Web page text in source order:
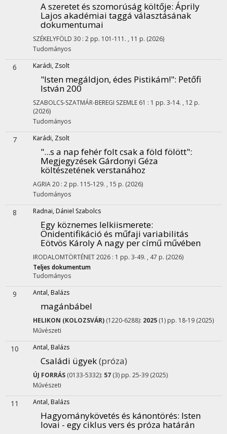
A szeretet és szomorúság költője: Áprily
Lajos akadémiai taggá választásának
dokumentumai
SZÉKELYFÖLD 30 : 2 pp. 101-111. , 11 p. (2026)
Tudományos
6 Karádi, Zsolt
"Isten megáldjon, édes Pistikám!": Petőfi
István 200
SZABOLCS-SZATMÁR-BEREGI SZEMLE 61 : 1 pp. 3-14. , 12 p.
(2026)
Tudományos
7 Karádi, Zsolt
"...s a nap fehér folt csak a föld fölött":
Megjegyzések Gárdonyi Géza
költészetének verstanához
AGRIA20 : 2 pp. 115-129. , 15 p. (2026)
Tudományos
8 Radnai, Dániel Szabolcs
Egy köznemes lelkiismerete:
Önidentifikáció és műfaji variabilitás
Eötvös Károly A nagy per című művében
IRODALOMTÖRTÉNET2026 : 1 pp. 3-49. , 47 p. (2026)
Teljes dokumentum
Tudományos
9 Antal, Balázs
magánbábel
HELIKON (KOLOZSVÁR) (1220-6288): 2025 (1) pp. 18-19 (2025)
Művészeti
10 Antal, Balázs
Családi ügyek(próza)
ÚJ FORRÁS (0133-5332): 57 (3) pp. 25-39 (2025)
Művészeti
11 Antal, Balázs
Hagyománykövetés és kánontörés: Isten
lovai - egy ciklus vers és próza határán